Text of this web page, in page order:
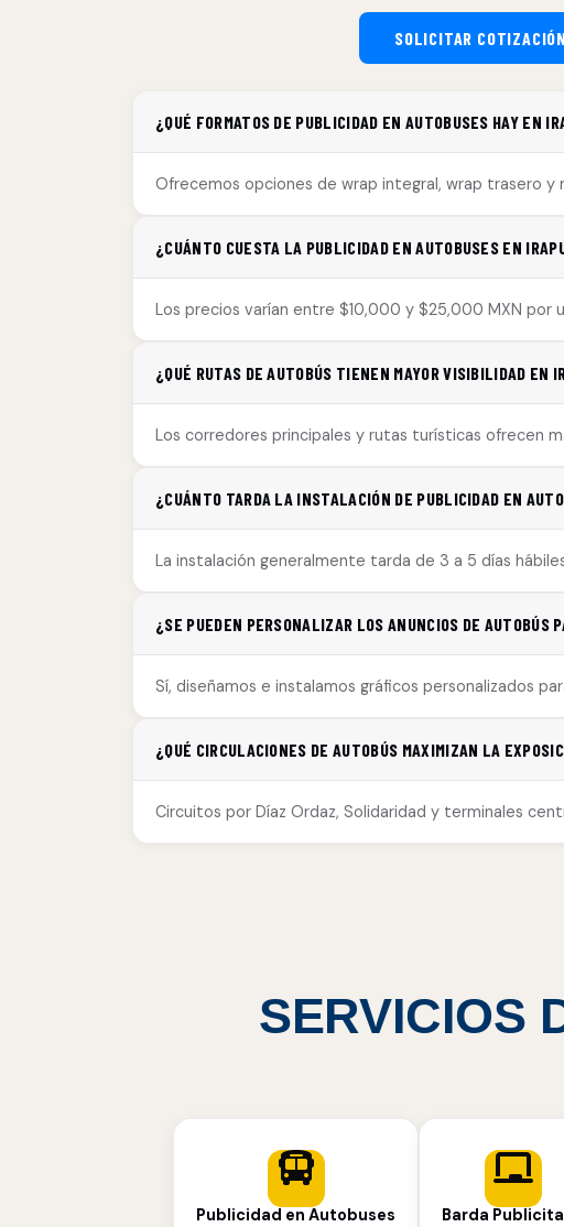
SOLICITAR
¿QUÉ FORMATOS DE PUBLICIDAD EN AUTOBUSES HAY EN
Ofrecemos opciones de wrap integral, wrap trasero y
¿CUÁNTO CUESTA LA PUBLICIDAD EN AUTOBUSES EN
Los precios varían entre $10,000 y $25,000 MXN por
¿QUÉ RUTAS DE AUTOBÚS TIENEN MAYOR VISIBILIDAD EN
Los corredores principales y rutas turísticas ofrecen
¿CUÁNTO TARDA LA INSTALACIÓN DE PUBLICIDAD EN
La instalación generalmente tarda de 3 a 5 días
¿SE PUEDEN PERSONALIZAR LOS ANUNCIOS DE AUTOBÚS
Sí, diseñamos e instalamos gráficos personalizados
¿QUÉ CIRCULACIONES DE AUTOBÚS MAXIMIZAN LA
Circuitos por Díaz Ordaz, Solidaridad y terminales
SERVICIOS
Publicidad en Autobuses Barda